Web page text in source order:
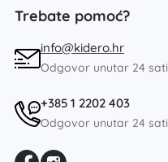
Trebate pomoć?
info@kidero.hr
Odgovor unutar 24 sati
+385 1 2202 403
Odgovor unutar 24 sati